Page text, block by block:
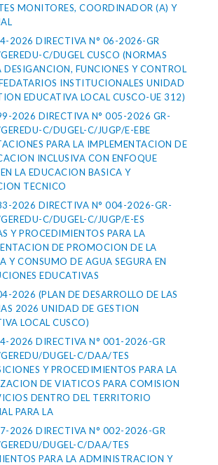
MONITORES, COORDINADOR (A) Y
2026 DIRECTIVA N° 06-2026-GR
C/DUGEL CUSCO (NORMAS
DESIGANCION, FUNCIONES Y CONTROL
INSTITUCIONALES UNIDAD
EDUCATIVA LOCAL CUSCO-UE 312)
2026 DIRECTIVA N° 005-2026 GR-
C/DUGEL-C/JUGP/E-EBE
PARA LA IMPLEMENTACION DE
INCLUSIVA CON ENFOQUE
LA EDUCACION BASICA Y
TECNICO
2026 DIRECTIVA N° 004-2026-GR-
C/DUGEL-C/JUGP/E-ES
Y PROCEDIMIENTOS PARA LA
DE PROMOCION DE LA
Y CONSUMO DE AGUA SEGURA EN
EDUCATIVAS
2026 (PLAN DE DESARROLLO DE LAS
2026 UNIDAD DE GESTION
LOCAL CUSCO)
2026 DIRECTIVA N° 001-2026-GR
DUGEL-C/DAA/TES
Y PROCEDIMIENTOS PARA LA
DE VIATICOS PARA COMISION
DENTRO DEL TERRITORIO
PARA LA
2026 DIRECTIVA N° 002-2026-GR
DUGEL-C/DAA/TES
PARA LA ADMINISTRACION Y